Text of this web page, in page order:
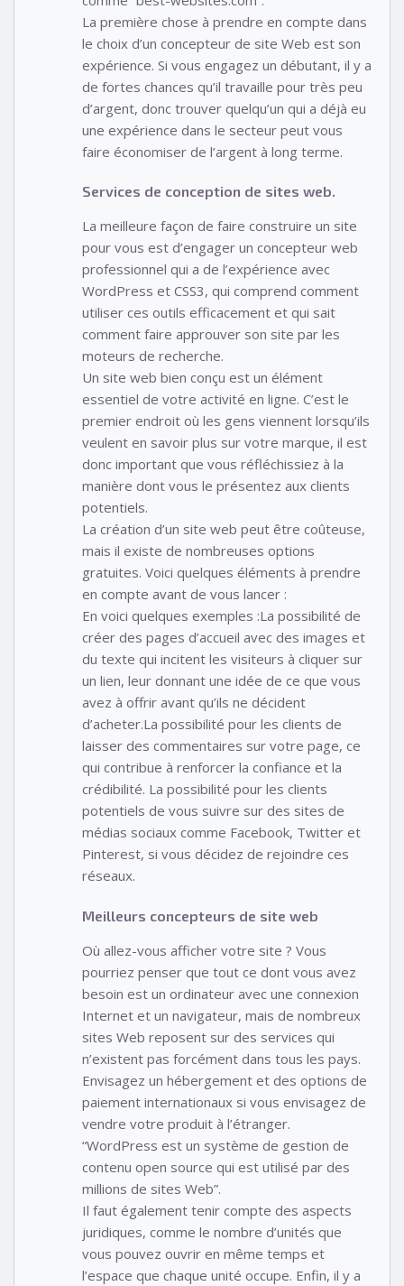
La première chose à prendre en compte dans
le choix d’un concepteur de site Web est son
expérience. Si vous engagez un débutant, il y a
de fortes chances qu’il travaille pour très peu
d’argent, donc trouver quelqu’un qui a déjà eu
une expérience dans le secteur peut vous
faire économiser de l’argent à long terme.
Services de conception de sites web.
La meilleure façon de faire construire un site
pour vous est d’engager un concepteur web
professionnel qui a de l’expérience avec
WordPress et CSS3, qui comprend comment
utiliser ces outils efficacement et qui sait
comment faire approuver son site par les
moteurs de recherche.
Un site web bien conçu est un élément
essentiel de votre activité en ligne. C’est le
premier endroit où les gens viennent lorsqu’ils
veulent en savoir plus sur votre marque, il est
donc important que vous réfléchissiez à la
manière dont vous le présentez aux clients
potentiels.
La création d’un site web peut être coûteuse,
mais il existe de nombreuses options
gratuites. Voici quelques éléments à prendre
en compte avant de vous lancer :
En voici quelques exemples :La possibilité de
créer des pages d’accueil avec des images et
du texte qui incitent les visiteurs à cliquer sur
un lien, leur donnant une idée de ce que vous
avez à offrir avant qu’ils ne décident
d’acheter.La possibilité pour les clients de
laisser des commentaires sur votre page, ce
qui contribue à renforcer la confiance et la
crédibilité. La possibilité pour les clients
potentiels de vous suivre sur des sites de
médias sociaux comme Facebook, Twitter et
Pinterest, si vous décidez de rejoindre ces
réseaux.
Meilleurs concepteurs de site web
Où allez-vous afficher votre site ? Vous
pourriez penser que tout ce dont vous avez
besoin est un ordinateur avec une connexion
Internet et un navigateur, mais de nombreux
sites Web reposent sur des services qui
n’existent pas forcément dans tous les pays.
Envisagez un hébergement et des options de
paiement internationaux si vous envisagez de
vendre votre produit à l’étranger.
“WordPress est un système de gestion de
contenu open source qui est utilisé par des
millions de sites Web”.
Il faut également tenir compte des aspects
juridiques, comme le nombre d’unités que
vous pouvez ouvrir en même temps et
l’espace que chaque unité occupe. Enfin, il y a